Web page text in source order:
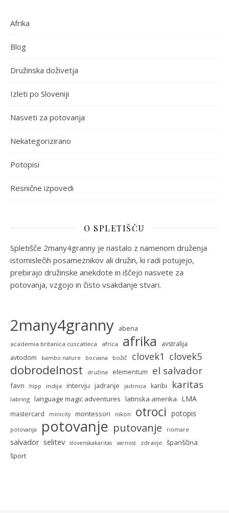
Afrika
Blog
Družinska doživetja
Izleti po Sloveniji
Nasveti za potovanja
Nekategorizirano
Potopisi
Resnične izpovedi
O SPLETIŠČU
Spletišče 2many4granny je nastalo z namenom druženja
istomislečih posameznikov ali družin, ki radi potujejo,
prebirajo družinske anekdote in iščejo nasvete za
potovanja, vzgojo in čisto vsakdanje stvari.
2many4granny abena
academia britanica cuscatleca africa afrika
avstralija
avtodom
bambo nature bocvana božič clovek1 clovek5
dobrodelnost družina elementum el salvador
favn hipp indija intervju jadranje jadrnica karibi karitas
labring language magic adventures latinska amerika LMA
mastercard minicity montessori nikon otroci potopis
potovanja potovanje putovanje riomare
salvador selitev slovenskakaritas varnost zdravje španščina
šport